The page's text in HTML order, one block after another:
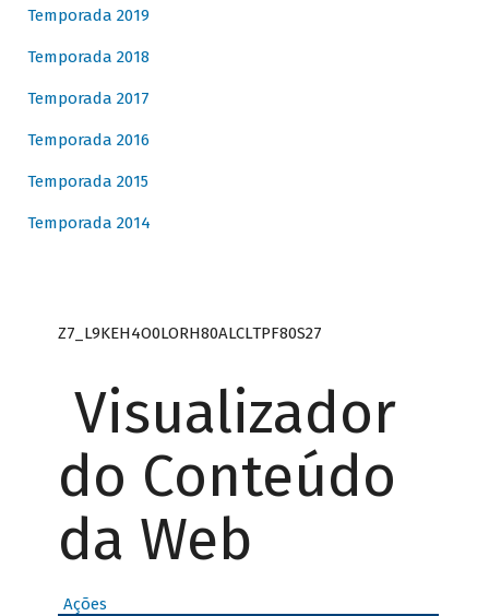
Temporada 2019
Temporada 2018
Temporada 2017
Temporada 2016
Temporada 2015
Temporada 2014
Z7_L9KEH4O0LORH80ALCLTPF80S27
Visualizador
do Conteúdo
da Web
Ações